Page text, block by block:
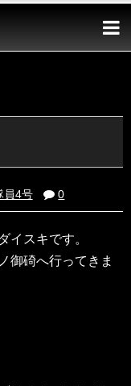
員4号 0
イスキです。
御碕へ行ってきま